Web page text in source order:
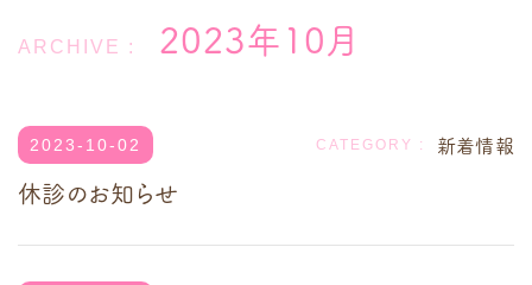
2023年10月
新着情報
2023-10-02
休診のお知らせ